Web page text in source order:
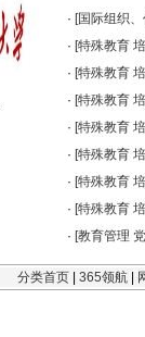
· [国际组织
· [特殊教育
· [特殊教育
· [特殊教育
· [特殊教育
· [特殊教育
· [特殊教育
· [特殊教育
· [教育管理
分类首页 365领航